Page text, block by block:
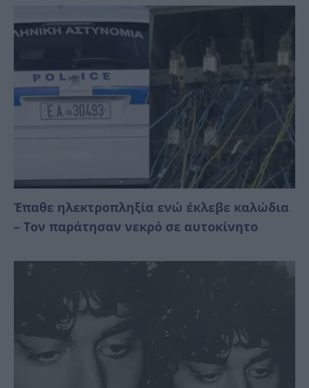
Έπαθε ηλεκτροπληξία ενώ έκλεβε καλώδια
– Τον παράτησαν νεκρό σε αυτοκίνητο